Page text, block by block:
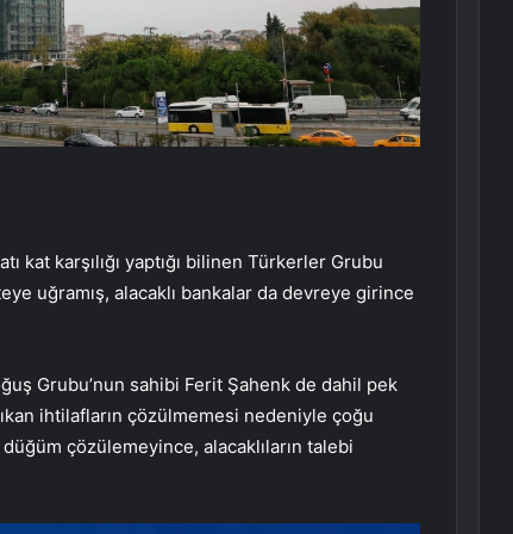
kat karşılığı yaptığı bilinen Türkerler Grubu
uğramış, alacaklı bankalar da devreye girince
Grubu’nun sahibi Ferit Şahenk de dahil pek
ihtilafların çözülmemesi nedeniyle çoğu
çözülemeyince, alacaklıların talebi